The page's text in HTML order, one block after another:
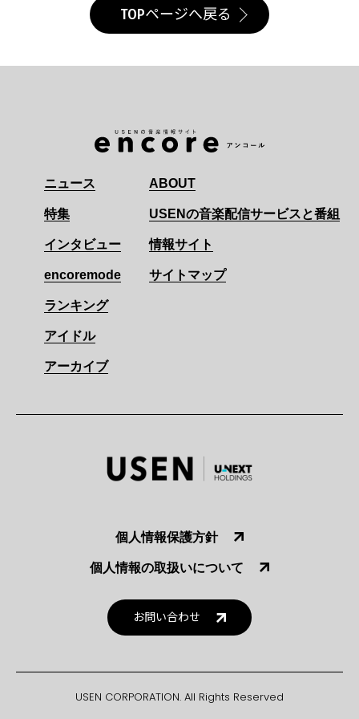
TOPページへ戻る
ニュース
特集
インタビュー
encoremode
ランキング
アイドル
アーカイブ
ABOUT
USENの音楽配信サービスと番組
情報サイト
サイトマップ
個人情報保護方針
個人情報の取扱いについて
お問い合わせ
USEN CORPORATION. All Rights Reserved